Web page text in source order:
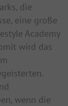
die
eine große
Academy
wird das
wenn die